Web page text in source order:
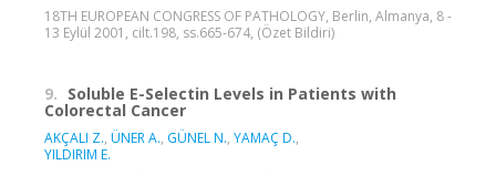
18TH EUROPEAN CONGRESS OF PATHOLOGY, Berlin, Almanya, 8 -
13 Eylül 2001, cilt.198, ss.665-674, (Özet Bildiri)
9. Soluble E-Selectin Levels in Patients with
Colorectal Cancer
AKÇALI Z., ÜNER A., GÜNEL N., YAMAÇ D.,
YILDIRIM E.